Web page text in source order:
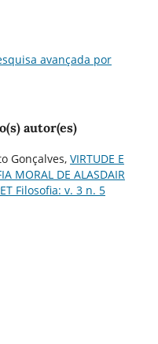
avançada por
autor(es)
Gonçalves, VIRTUDE E
MORAL DE ALASDAIR
Filosofia: v. 3 n. 5